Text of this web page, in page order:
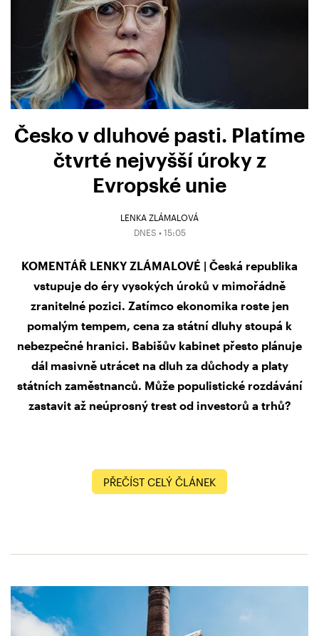
Česko v dluhové pasti. Platíme
čtvrté nejvyšší úroky z
Evropské unie
LENKA ZLÁMALOVÁ
DNES • 15:05
KOMENTÁŘ LENKY ZLÁMALOVÉ | Česká republika
vstupuje do éry vysokých úroků v mimořádně
zranitelné pozici. Zatímco ekonomika roste jen
pomalým tempem, cena za státní dluhy stoupá k
nebezpečné hranici. Babišův kabinet přesto plánuje
dál masivně utrácet na dluh za důchody a platy
státních zaměstnanců. Může populistické rozdávání
zastavit až neúprosný trest od investorů a trhů?
PŘEČÍST CELÝ ČLÁNEK